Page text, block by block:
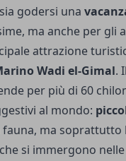
godersi una
ma anche per gli
attrazione
Wadi el-Gimal.
per più di 60
al mondo:
fauna, ma
si immergono